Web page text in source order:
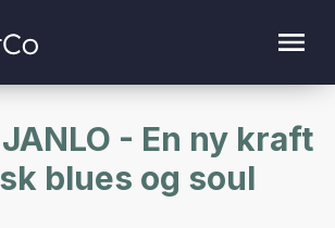
- En ny kraft
blues og soul